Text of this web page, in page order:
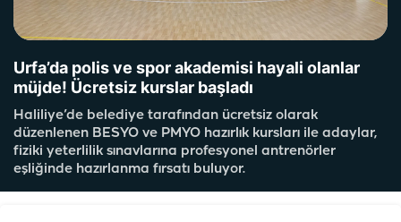
Urfa’da polis ve spor akademisi hayali olanlar
müjde! Ücretsiz kurslar başladı
Haliliye’de belediye tarafından ücretsiz olarak
düzenlenen BESYO ve PMYO hazırlık kursları ile adaylar,
fiziki yeterlilik sınavlarına profesyonel antrenörler
eşliğinde hazırlanma fırsatı buluyor.